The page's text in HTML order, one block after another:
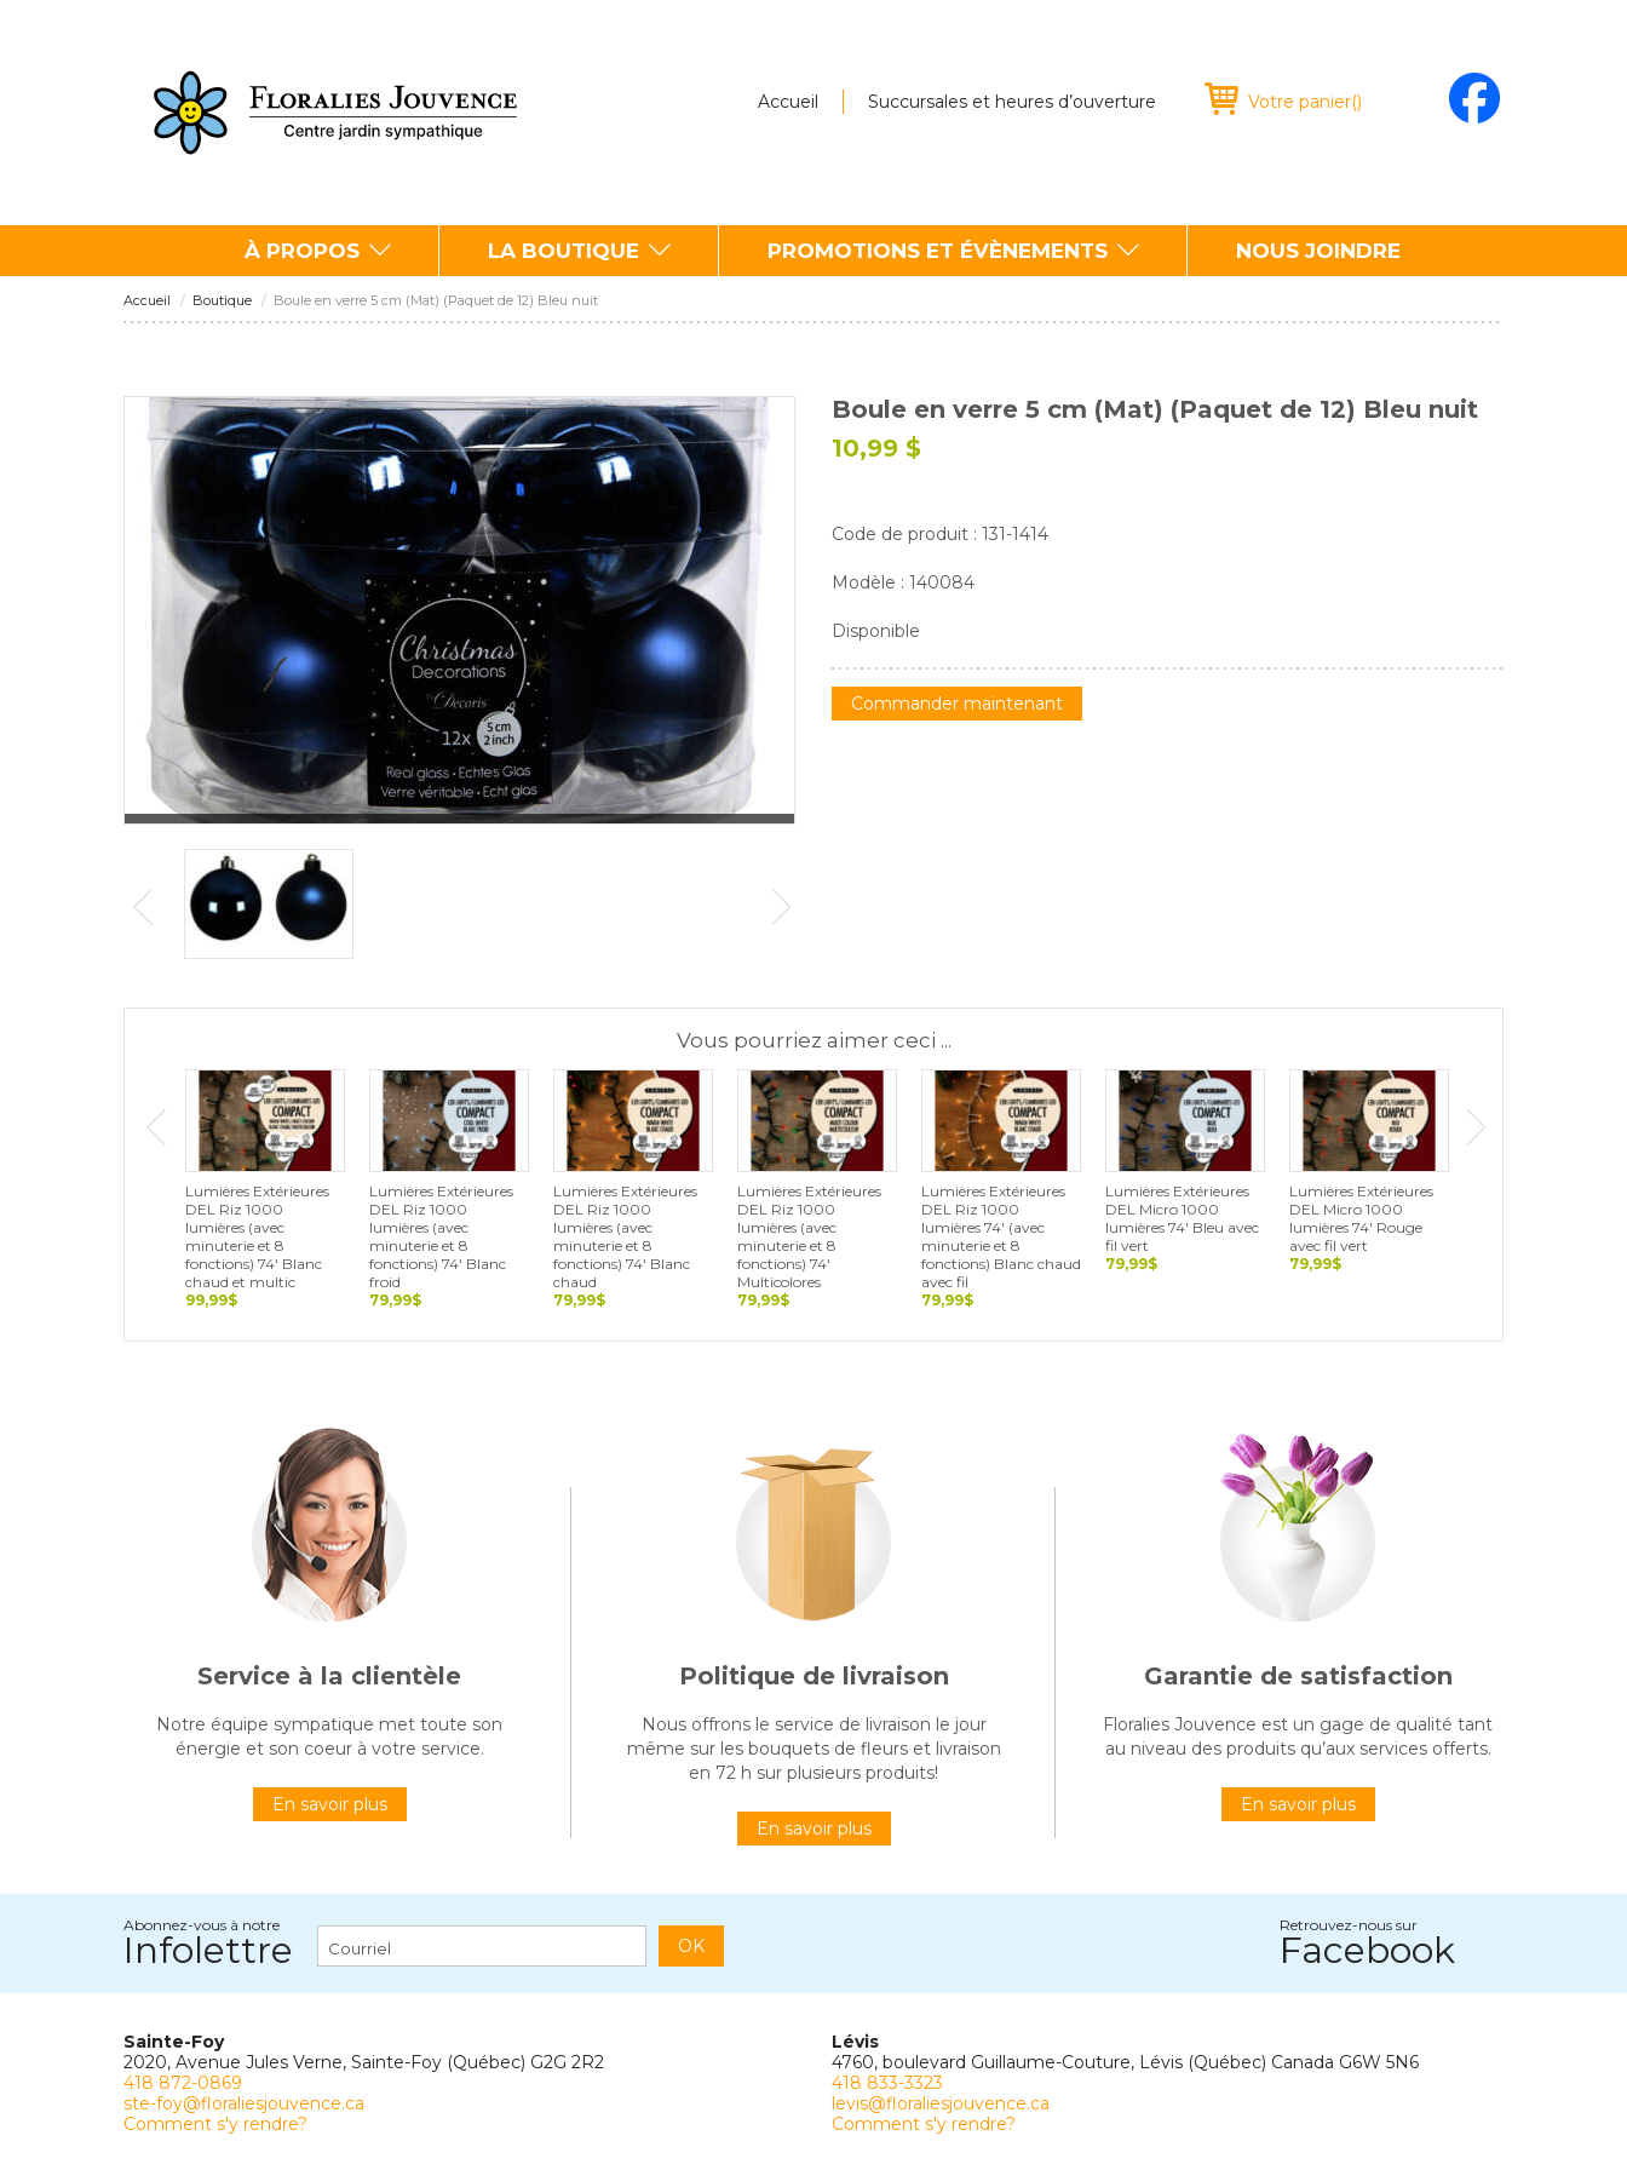
Accueil Succursales et heures d’ouverture Votre panier()
À PROPOS LA BOUTIQUE PROMOTIONS ET ÉVÈNEMENTS NOUS JOINDRE
Accueil Boutique Boule en verre 5 cm (Mat) (Paquet de 12) Bleu nuit
Boule en verre 5 cm (Mat) (Paquet de 12) Bleu nuit
10,99 $
Code de produit : 131-1414
Modèle : 140084
Disponible
Commander maintenant
Vous pourriez aimer ceci ...
Lumières Extérieures
DEL Riz 1000
lumières (avec
minuterie et 8
fonctions) 74' Blanc
chaud et multic
99,99$
Lumières Extérieures
DEL Riz 1000
lumières (avec
minuterie et 8
fonctions) 74' Blanc
froid
79,99$
Lumières Extérieures
DEL Riz 1000
lumières (avec
minuterie et 8
fonctions) 74' Blanc
chaud
79,99$
Lumières Extérieures
DEL Riz 1000
lumières (avec
minuterie et 8
fonctions) 74'
Multicolores
79,99$
Lumières Extérieures
DEL Riz 1000
lumières 74' (avec
minuterie et 8
fonctions) Blanc chaud
avec fil
79,99$
Lumières Extérieures
DEL Micro 1000
lumières 74' Bleu avec
fil vert
79,99$
Lumières Extérieures
DEL Micro 1000
lumières 74' Rouge
avec fil vert
79,99$
Service à la clientèle
Notre équipe sympatique met toute son
énergie et son coeur à votre service.
En savoir plus
Politique de livraison
Nous offrons le service de livraison le jour
même sur les bouquets de fleurs et livraison
en 72 h sur plusieurs produits!
En savoir plus
Garantie de satisfaction
Floralies Jouvence est un gage de qualité tant
au niveau des produits qu’aux services offerts.
En savoir plus
Abonnez-vous à notre
Infolettre OK
Retrouvez-nous sur
Facebook
Sainte-Foy
2020, Avenue Jules Verne, Sainte-Foy (Québec) G2G 2R2
418 872-0869
ste-foy@floraliesjouvence.ca
Comment s'y rendre?
Lévis
4760, boulevard Guillaume-Couture, Lévis (Québec) Canada G6W 5N6
418 833-3323
levis@floraliesjouvence.ca
Comment s'y rendre?